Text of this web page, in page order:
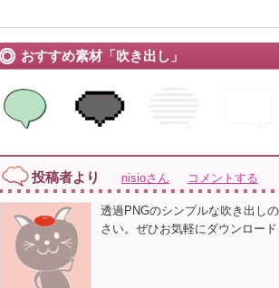
おすすめ素材「吹き出し」
投稿者より nisioさん コメントする
透過PNGのシンプルな吹き出し
さい。ぜひお気軽にダウンロー